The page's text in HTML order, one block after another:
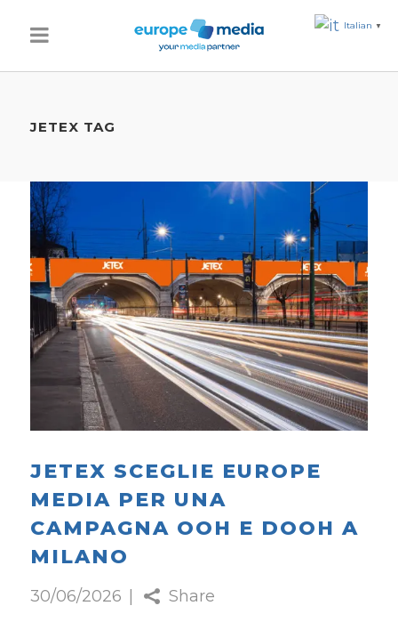
JETEX TAG
JETEX SCEGLIE EUROPE
MEDIA PER UNA
CAMPAGNA OOH E DOOH A
MILANO
30/06/2026 Share
Italian ▼